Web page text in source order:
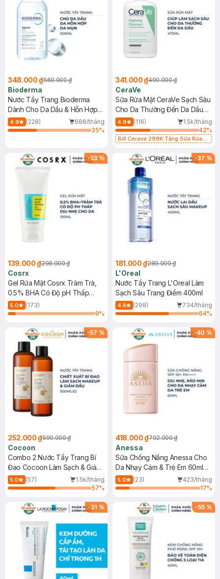
348.000 ₫560.000 ₫
Bioderma
Nước Tẩy Trang Bioderma
Dành Cho Da Dầu & Hỗn Hợp
500ml
4.9 (228)
688/tháng
35%
341.000 ₫490.000 ₫
CeraVe
Sữa Rửa Mặt CeraVe Sạch Sâu
Cho Da Thường Đến Da Dầu
473ml
4.9 (116)
1.5k/tháng
42%
Bill Cerave 299K Tặng Sữa Rửa
-53 %
139.000 ₫298.000 ₫
Cosrx
Gel Rửa Mặt Cosrx Tràm Trà,
0.5% BHA Có Độ pH Thấp
150ml
5.0
(173)
9%
-37 %
181.000 ₫289.000 ₫
L'Oreal
Nước Tẩy Trang L'Oreal Làm
Sạch Sâu Trang Điểm 400ml
4.8 (298)
734/tháng
64%
-57 %
252.000 ₫590.000 ₫
Cocoon
Combo 2 Nước Tẩy Trang Bí
Đao Cocoon Làm Sạch & Giảm
Dầu 500ml
5.0 (57)
1.5k/tháng
57%
-40 %
418.000 ₫702.000 ₫
Anessa
Sữa Chống Nắng Anessa Cho
Da Nhạy Cảm & Trẻ Em 60ml
(Mới)
5.0 (23)
423/tháng
17%
-31 % -55 %